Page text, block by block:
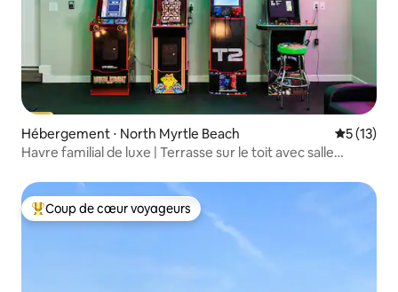
Hébergement ⋅ North Myrtle Beach
5 (13)
Havre familial de luxe | Terrasse sur le toit avec salle
Coups de cœur voyageurs les plus appréciés
Coup de cœur voyageurs